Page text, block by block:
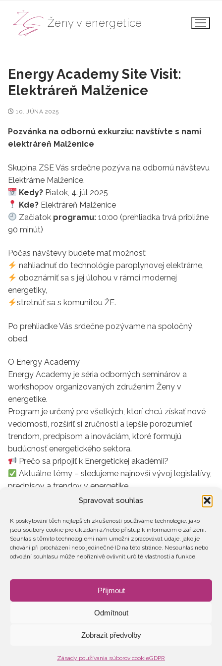
Spravovat souhlas
K poskytování těch nejlepších zkušeností používáme technologie, jako
jsou soubory cookie pro ukládání a/nebo přístup k informacím o zařízení.
Souhlas s těmito technologiemi nám umožní zpracovávat údaje, jako je
chování při procházení nebo jedinečné ID na této stránce. Nesouhlas nebo
odvolání souhlasu může nepříznivě ovlivnit určité vlastnosti a funkce.
Příjmout
Odmítnout
Zobrazit předvolby
Zásady používania súborov cookieGDPR
obsah
Ženy v energetice
Energy Academy Site Visit:
Elektráreň Malženice
10. JÚNA 2025
Pozvánka na odbornú exkurziu: navštívte s nami
elektráreň Malženice
Skupina ZSE Vás srdečne pozýva na odbornú návštevu
Elektrárne Malženice.
Kedy? Piatok, 4. júl 2025
Kde? Elektráreň Malženice
Začiatok programu: 10:00 (prehliadka trvá približne
90 minút)
Počas návštevy budete mať možnosť:
nahliadnuť do technológie paroplynovej elektrárne,
oboznámiť sa s jej úlohou v rámci modernej
energetiky,
stretnúť sa s komunitou ŽE.
Po prehliadke Vás srdečne pozývame na spoločný
obed.
O Energy Academy
Energy Academy je séria odborných seminárov a
workshopov organizovaných združením Ženy v
energetike.
Program je určený pre všetkých, ktorí chcú získať nové
vedomosti, rozšíriť si zručnosti a lepšie porozumieť
trendom, predpisom a inováciám, ktoré formujú
budúcnosť energetického sektora.
Prečo sa pripojiť k Energetickej akadémii?
Aktuálne témy – sledujeme najnovší vývoj legislatívy,
predpisov a trendov v energetike
Odborní prednášajúci – prinášajú praktické
Komunita a networking – Spájanie odborníčok v
oblasti energetiky
Predajný formulár je vytvorený v systéme
2026 © Ženy v energetice